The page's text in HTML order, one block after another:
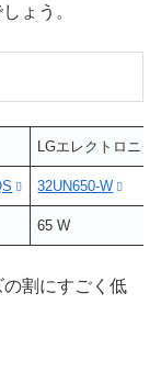
ょう。
LGエレクトロニク
32UN650-W
65 W
割にすごく低